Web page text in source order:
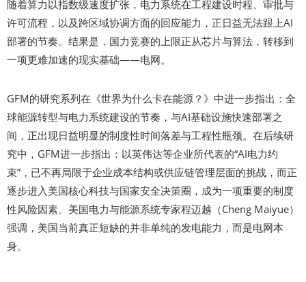
随着算力以指数级速度扩张，电力系统在工程建设时程、审批与
许可流程，以及跨区域协调方面的回应能力，正日益无法跟上AI
部署的节奏。结果是，国力竞赛的上限正从芯片与算法，转移到
一项更难加速的现实基础——电网。
GFM的研究系列在《世界为什么卡在能源？》中进一步指出：全
球能源转型与电力系统建设的节奏，与AI基础设施快速部署之
间，正出现日益明显的制度性时间落差与工程性瓶颈。在后续研
究中，GFM进一步指出：以英伟达等企业所代表的“AI电力约
束”，已不再局限于企业成本结构或供应链管理层面的挑战，而正
逐步进入美国核心科技与国家安全决策圈，成为一项重要的制度
性风险因素。美国电力与能源系统专家程迈越（Cheng Maiyue）
强调，美国当前真正短缺的并非单纯的发电能力，而是电网本
身。